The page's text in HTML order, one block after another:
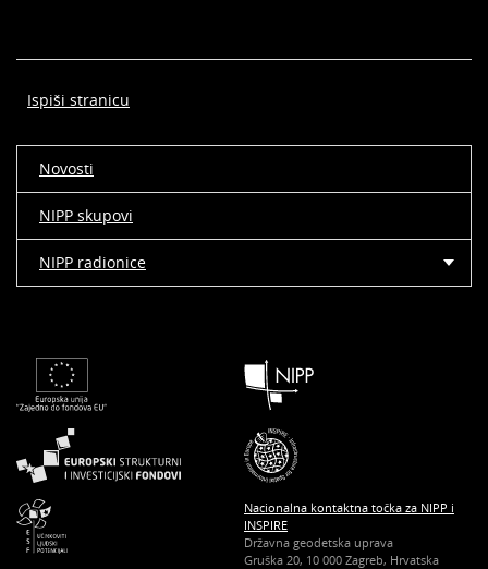
Ispiši stranicu
Novosti
NIPP skupovi
NIPP radionice
Nacionalna kontaktna točka za NIPP i
INSPIRE
Državna geodetska uprava
Gruška 20, 10 000 Zagreb, Hrvatska